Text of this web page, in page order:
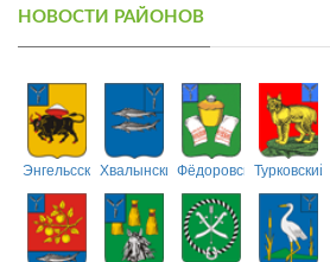
НОВОСТИ РАЙОНОВ
ЭнгельсскийХвалынскийФёдоровскийТурковский